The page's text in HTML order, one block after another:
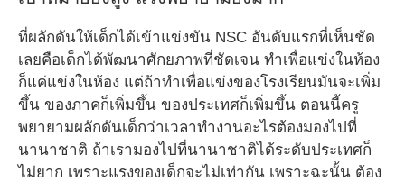
ที่ผลักดันให้เด็กได้เข้าแข่งขัน NSC อันดับแรกที่เห็นชัด
เลยคือเด็กได้พัฒนาศักยภาพที่ชัดเจน ทำเพื่อแข่งในห้อง
ก็แค่แข่งในห้อง แต่ถ้าทำเพื่อแข่งของโรงเรียนมันจะเพิ่ม
ขึ้น ของภาคก็เพิ่มขึ้น ของประเทศก็เพิ่มขึ้น ตอนนี้ครู
พยายามผลักดันเด็กว่าเวลาทำงานอะไรต้องมองไปที่
นานาชาติ ถ้าเรามองไปที่นานาชาติได้ระดับประเทศก็
ไม่ยาก เพราะแรงของเด็กจะไม่เท่ากัน เพราะฉะนั้น ต้อง